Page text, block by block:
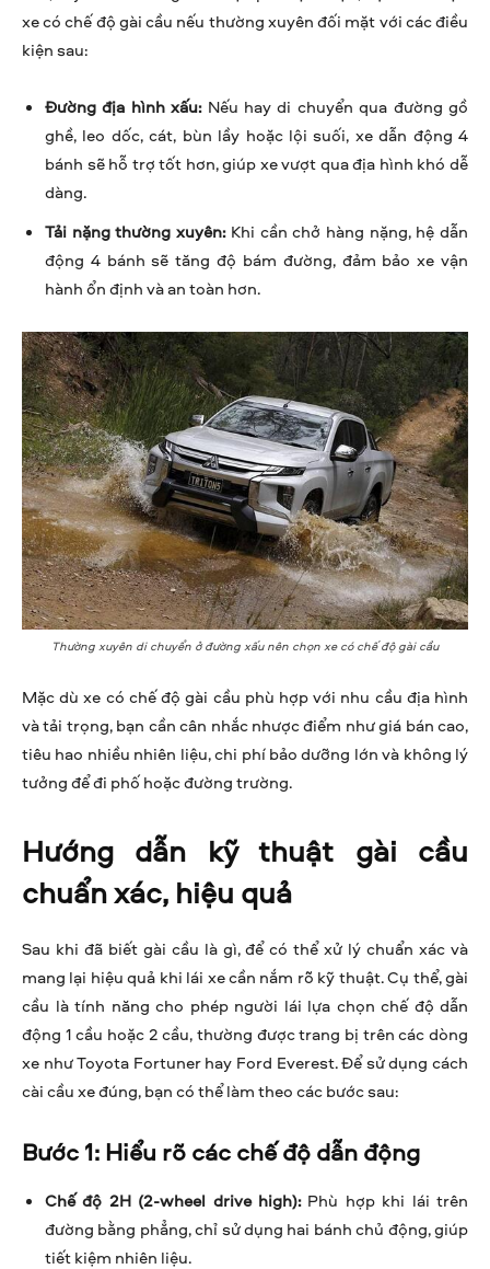
xe có chế độ gài cầu nếu thường xuyên đối mặt với các điều
kiện sau:
Đường địa hình xấu:Nếu hay di chuyển qua đường gồ
ghề, leo dốc, cát, bùn lầy hoặc lội suối, xe dẫn động 4
bánh sẽ hỗ trợ tốt hơn, giúp xe vượt qua địa hình khó dễ
dàng.
Tải nặng thường xuyên:Khi cần chở hàng nặng, hệ dẫn
động 4 bánh sẽ tăng độ bám đường, đảm bảo xe vận
hành ổn định và an toàn hơn.
Thường xuyên di chuyển ở đường xấu nên chọn xe có chế độ gài cầu
Mặc dù xe có chế độ gài cầu phù hợp với nhu cầu địa hình
và tải trọng, bạn cần cân nhắc nhược điểm như giá bán cao,
tiêu hao nhiều nhiên liệu, chi phí bảo dưỡng lớn và không lý
tưởng để đi phố hoặc đường trường.
Hướng dẫn kỹ thuật gài cầu
chuẩn xác, hiệu quả
Sau khi đã biết gài cầu là gì, để có thể xử lý chuẩn xác và
mang lại hiệu quả khi lái xe cần nắm rõ kỹ thuật. Cụ thể, gài
cầu là tính năng cho phép người lái lựa chọn chế độ dẫn
động 1 cầu hoặc 2 cầu, thường được trang bị trên các dòng
xe như Toyota Fortuner hay Ford Everest. Để sử dụng cách
cài cầu xe đúng, bạn có thể làm theo các bước sau:
Bước 1: Hiểu rõ các chế độ dẫn động
Chế độ 2H (2-wheel drive high):Phù hợp khi lái trên
đường bằng phẳng, chỉ sử dụng hai bánh chủ động, giúp
tiết kiệm nhiên liệu.